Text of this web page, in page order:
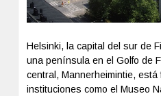
Helsinki, la capital del sur de
una península en el Golfo de
central, Mannerheimintie, está
instituciones como el Museo